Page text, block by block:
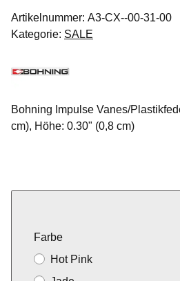
Artikelnummer: A3-CX--00-31-00
Kategorie: SALE
Bohning Impulse Vanes/
cm), Höhe: 0.30" (0,8 cm)
Farbe
Hot Pink